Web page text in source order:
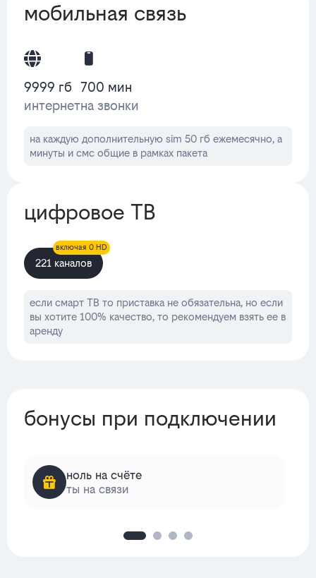
мобильная связь
9999 гб
интернет
700 мин
на звонки
на каждую дополнительную sim 50 гб ежемесячно, а
минуты и смс общие в рамках пакета
цифровое ТВ
221 каналов
включая 0 HD
если смарт ТВ то приставка не обязательна, но если
вы хотите 100% качество, то рекомендуем взять ее в
аренду
бонусы при подключении
ноль на счёте
ты на связи